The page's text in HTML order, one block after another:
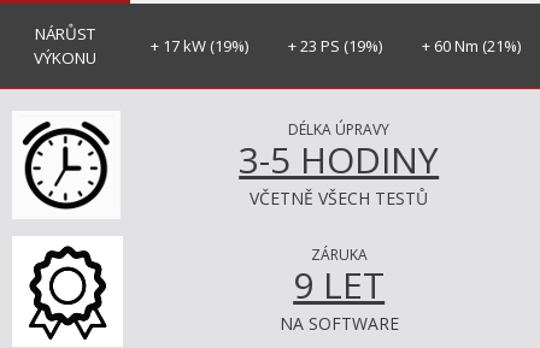
NÁRŮST
VÝKONU
+ 17 kW (19%) + 23 PS (19%) + 60 Nm (21%)
DÉLKA ÚPRAVY
3-5 HODINY
VČETNĚ VŠECH TESTŮ
ZÁRUKA
9 LET
NA SOFTWARE